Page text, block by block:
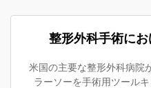
整形外科手術に
米国の主要な整形外科病院
ラーソーを手術用ツール